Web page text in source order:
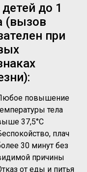
до 1
(вызов
при
повышение
тела
37,5°C
плач
30 минут без
причины
от еды и питья